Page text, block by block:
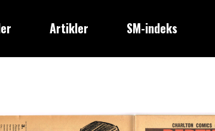
Artikler SM-indeks